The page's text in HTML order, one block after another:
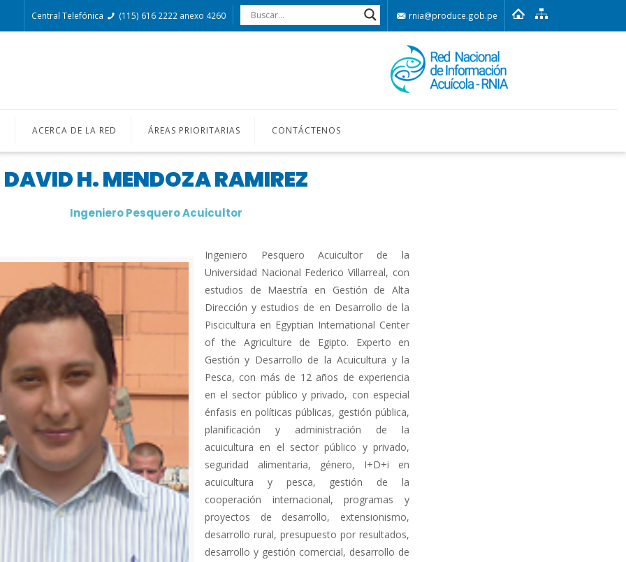
Central Telefónica (115) 616 2222 anexo 4260 rnia@produce.gob.pe
ACERCA DE LA RED ÁREAS PRIORITARIAS CONTÁCTENOS
DAVID H. MENDOZA RAMIREZ
Ingeniero Pesquero Acuicultor
Ingeniero Pesquero Acuicultor de la
Universidad Nacional Federico Villarreal, con
estudios de Maestría en Gestión de Alta
Dirección y estudios de en Desarrollo de la
Piscicultura en Egyptian International Center
of the Agriculture de Egipto. Experto en
Gestión y Desarrollo de la Acuicultura y la
Pesca, con más de 12 años de experiencia
en el sector público y privado, con especial
énfasis en políticas públicas, gestión pública,
planificación y administración de la
acuicultura en el sector público y privado,
seguridad alimentaria, género, I+D+i en
acuicultura y pesca, gestión de la
cooperación internacional, programas y
proyectos de desarrollo, extensionismo,
desarrollo rural, presupuesto por resultados,
desarrollo y gestión comercial, desarrollo de